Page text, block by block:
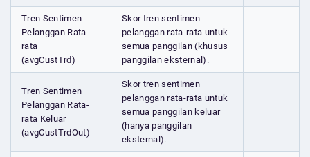
Tren Sentimen
Pelanggan Rata-
rata
(avgCustTrd)
Skor tren sentimen
pelanggan rata-rata untuk
semua panggilan (khusus
panggilan eksternal).
Tren Sentimen
Pelanggan Rata-
rata Keluar
(avgCustTrdOut)
Skor tren sentimen
pelanggan rata-rata untuk
semua panggilan keluar
(hanya panggilan
eksternal).